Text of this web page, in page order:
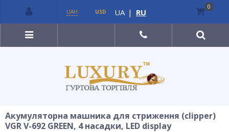
Акумуляторна машника для стриження (clipper)
VGR V-692 GREEN, 4 насадки, LED display
UAH USD UA | RU
0